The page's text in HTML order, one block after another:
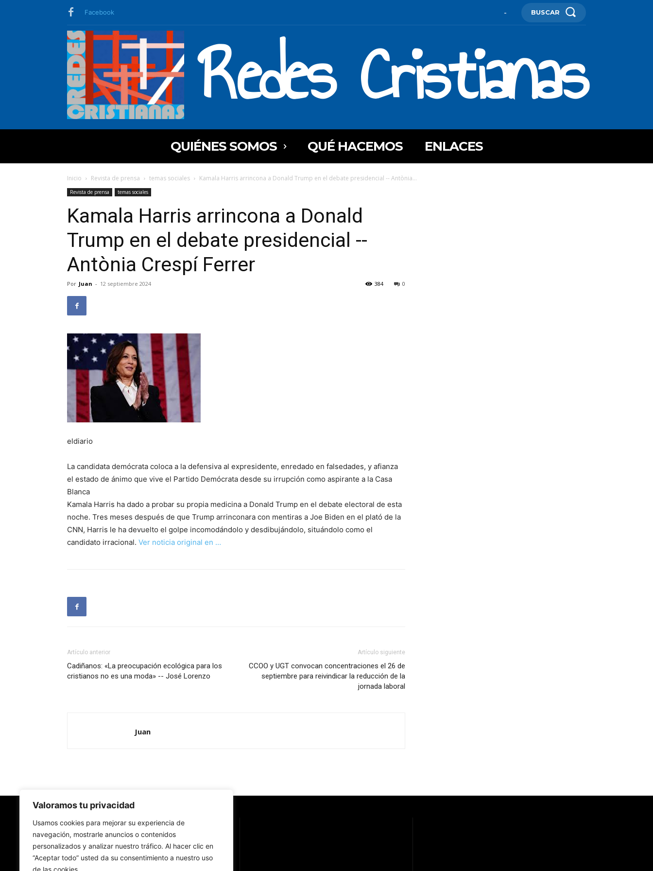
Valoramos tu privacidad
Usamos cookies para mejorar su experiencia de
navegación, mostrarle anuncios o contenidos
personalizados y analizar nuestro tráfico. Al hacer clic en
“Aceptar todo” usted da su consentimiento a nuestro uso
de las cookies.
Facebook - BUSCAR
Redes Cristianas
QUIÉNES SOMOS QUÉ HACEMOS ENLACES
Inicio Revista de prensa temas sociales Kamala Harris arrincona a Donald Trump en el debate presidencial -- Antònia...
Revista de prensa temas sociales
Kamala Harris arrincona a Donald
Trump en el debate presidencial --
Antònia Crespí Ferrer
Por Juan - 12 septiembre 2024 0
384
eldiario
La candidata demócrata coloca a la defensiva al expresidente, enredado en falsedades, y afianza
el estado de ánimo que vive el Partido Demócrata desde su irrupción como aspirante a la Casa
Blanca
Kamala Harris ha dado a probar su propia medicina a Donald Trump en el debate electoral de esta
noche. Tres meses después de que Trump arrinconara con mentiras a Joe Biden en el plató de la
CNN, Harris le ha devuelto el golpe incomodándolo y desdibujándolo, situándolo como el
candidato irracional. Ver noticia original en …
Artículo anterior
Cadiñanos: «La preocupación ecológica para los
cristianos no es una moda» -- José Lorenzo
Artículo siguiente
CCOO y UGT convocan concentraciones el 26 de
septiembre para reivindicar la reducción de la
jornada laboral
Juan
Redes Cristianas
Una mirada alternativa sobre la Iglesia católica y la